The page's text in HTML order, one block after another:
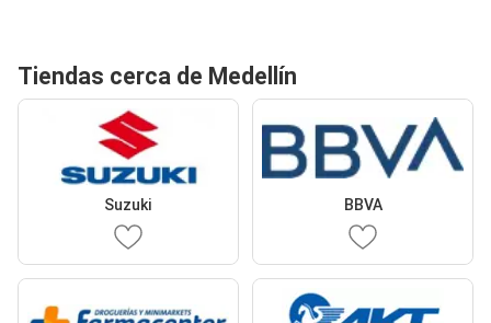
Tiendas cerca de Medellín
Suzuki BBVA